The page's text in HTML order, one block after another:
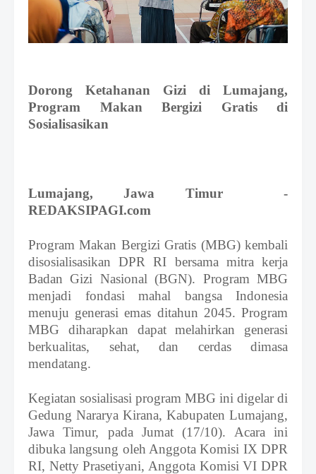
Dorong Ketahanan Gizi di Lumajang,
Program Makan Bergizi Gratis di
Sosialisasikan
Lumajang, Jawa Timur
-
REDAKSIPAGI.com
Program Makan Bergizi Gratis (MBG) kembali
disosialisasikanDPR RI bersama mitra kerja
Badan Gizi Nasional (BGN). Program MBG
menjadi fondasi mahal bangsa Indonesia
menuju generasi emas ditahun 2045. Program
MBG diharapkan dapat melahirkan generasi
berkualitas, sehat, dan cerdas dimasa
mendatang.
Kegiatan sosialisasi program MBG ini digelar di
Gedung Nararya Kirana, Kabupaten Lumajang,
Jawa Timur, padaJumat (17/10). Acara ini
dibuka langsung oleh Anggota Komisi IX DPR
RI, Netty Prasetiyani, Anggota Komisi VI DPR
a
D
g
n
W
i
h
r
o
f
T
e
m
p
a
t
e
s